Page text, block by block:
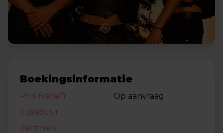
Boekingsinformatie
Prijs (vanaf)
Op aanvraag
Tijdsduur
Techniek